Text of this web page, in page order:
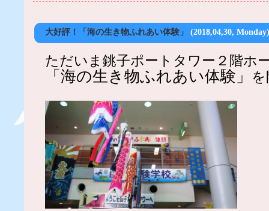
大好評！「海の生き物ふれあい体験」 (2018,04,30, Monday)
ただいま銚子ポートタワー２階ホ
「海の生き物ふれあい体験」